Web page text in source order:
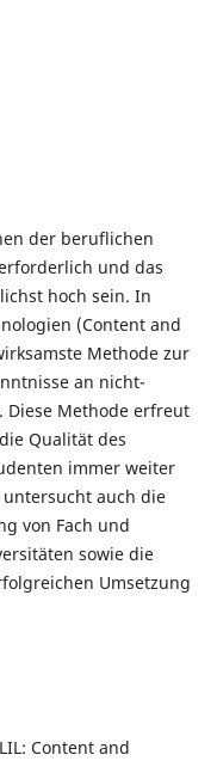
der beruflichen
und das
hoch sein. In
(Content and
Methode zur
an nicht-
Methode erfreut
Qualität des
immer weiter
auch die
von Fach und
sowie die
Umsetzung
Content and